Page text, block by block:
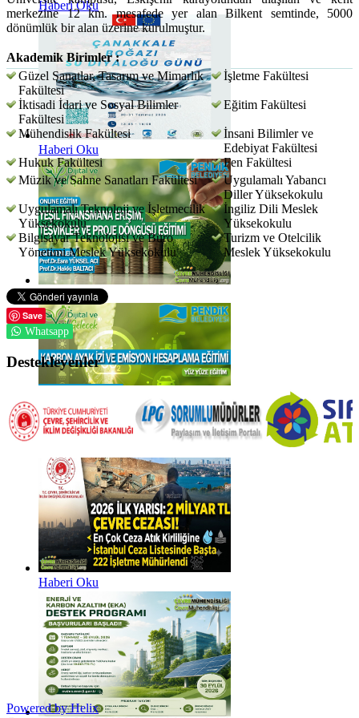
Haberi Oku
Haberi Oku
Haberi Oku
Haberi Oku
Haberi Oku
merkezine 12 km. mesafede yer alan Bilkent semtinde, 5000
dönümlük bir alan üzerine kurulmuştur.
Akademik Birimler :
Güzel Sanatlar, Tasarım ve Mimarlık
Fakültesi
İşletme Fakültesi
İktisadi İdari ve Sosyal Bilimler
Fakültesi
Eğitim Fakültesi
Mühendislik Fakültesi
İnsani Bilimler ve
Edebiyat Fakültesi
Hukuk Fakültesi
Fen Fakültesi
Müzik ve Sahne Sanatları Fakültesi
Uygulamalı Yabancı
Diller Yüksekokulu
Uygulamalı Teknoloji ve İşletmecilik
Yüksekokulu
İngiliz Dili Meslek
Yüksekokulu
Bilgisayar Teknolojisi ve Büro
Yönetimi Meslek Yüksekokulu
Turizm ve Otelcilik
Meslek Yüksekokulu
Save
Whatsapp
Destekleyenler
Powered by Helix